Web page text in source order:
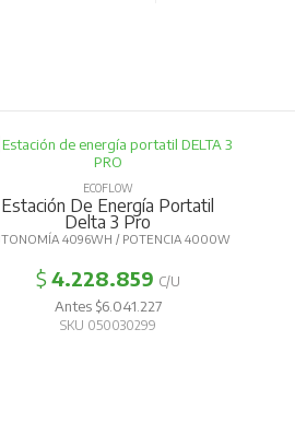
ECOFLOW
De Energía Portatil
Delta 3 Pro
4096WH / POTENCIA 4000W
$4.228.859 C/U
Antes $6.041.227
SKU 050030299